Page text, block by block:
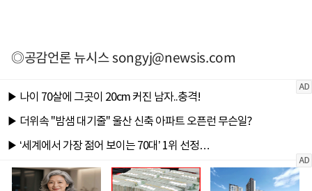
◎공감언론 뉴시스songyj@newsis.com